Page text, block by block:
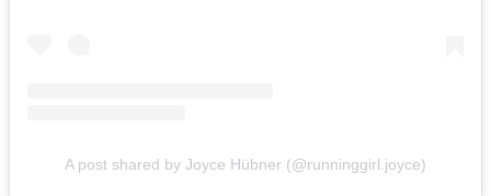
A post shared by Joyce Hübner (@runninggirl.joyce)